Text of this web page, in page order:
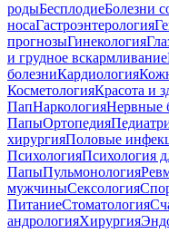
родыБесплодиеБолезни
носаГастроэнтерология
прогнозыГинекология
и грудное вскармливание
болезниКардиология
КосметологияКрасота и
ПапНаркологияНервные
ПапыОртопедия
хирургияПоловые
ПсихологияПсихология
ПапыПульмонология
мужчиныСексология
ПитаниеСтоматология
андрологияХирургия